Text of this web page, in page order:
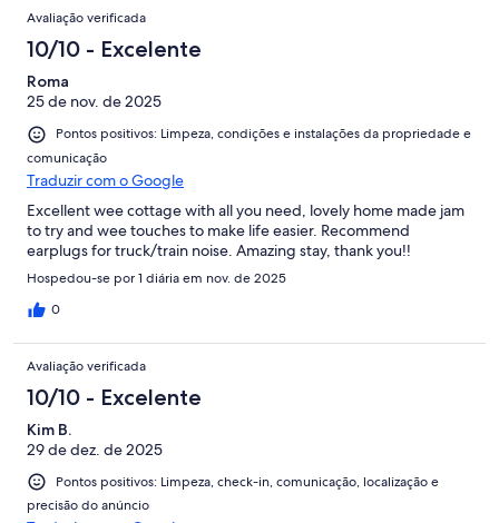
Avaliação verificada
10/10 - Excelente
Roma
25 de nov. de 2025
Pontos positivos: Limpeza, condições e instalações da propriedade e
comunicação
Traduzir com o Google
Excellent wee cottage with all you need, lovely home made jam
to try and wee touches to make life easier. Recommend
earplugs for truck/train noise. Amazing stay, thank you!!
Hospedou-se por 1 diária em nov. de 2025
0
Avaliação verificada
10/10 - Excelente
Kim B.
29 de dez. de 2025
Pontos positivos: Limpeza, check-in, comunicação, localização e
precisão do anúncio